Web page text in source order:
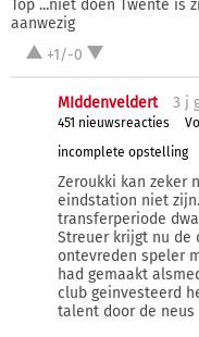
Top ...niet doen Twente
aanwezig
+1/-0
MIddenveldert 3 j
451 nieuwsreacties
incomplete opstelling
Zeroukki kan zeker
eindstation niet
transferperiode
Streuer krijgt nu de
ontevreden speler
had gemaakt
club geinvesteerd
talent door de neus